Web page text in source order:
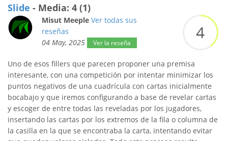
Slide - Media: 4 (1)
Misut Meeple Ver todas sus
reseñas
04 May, 2025
Ver la reseña
4
Uno de esos fillers que parecen proponer una premisa
interesante, con una competición por intentar minimizar los
puntos negativos de una cuadrícula con cartas inicialmente
bocabajo y que iremos configurando a base de revelar cartas
y escoger de entre todas las reveladas por los jugadores,
insertando las cartas por los extremos de la fila o columna de
la casilla en la que se encontraba la carta, intentando evitar